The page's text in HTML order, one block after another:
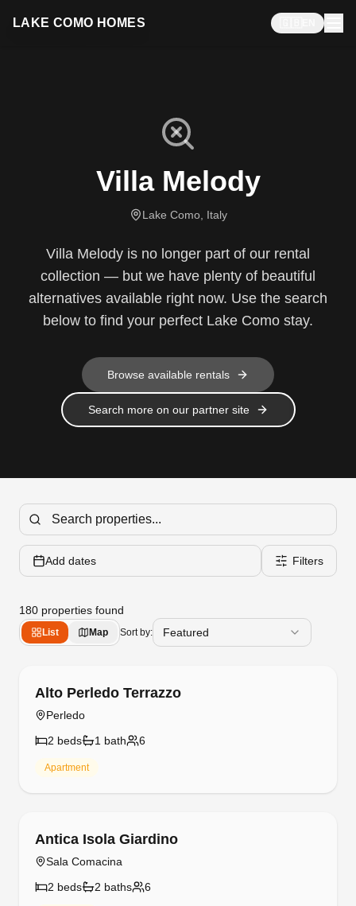
LAKE COMO HOMES
Villa Melody
Lake Como, Italy
Villa Melody is no longer part of our rental
collection — but we have plenty of beautiful
alternatives available right now. Use the search
below to find your perfect Lake Como stay.
Browse available rentals
Search more on our partner site
Add dates Filters
180 properties found
List Map Sort by: Featured
Alto Perledo Terrazzo
Perledo
2 beds 1 bath 6
Apartment
Antica Isola Giardino
Sala Comacina
2 beds 2 baths 6